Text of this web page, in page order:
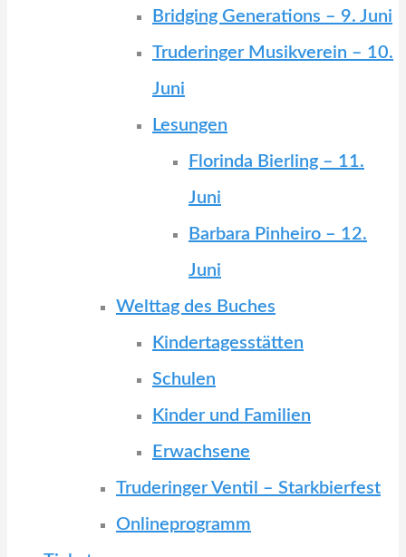
Bridging Generations – 9. Juni
Truderinger Musikverein – 10.
Juni
Lesungen
Florinda Bierling – 11.
Juni
Barbara Pinheiro – 12.
Juni
Welttag des Buches
Kindertagesstätten
Schulen
Kinder und Familien
Erwachsene
Truderinger Ventil – Starkbierfest
Onlineprogramm